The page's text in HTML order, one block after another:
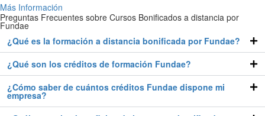
Más Información
Preguntas Frecuentes sobre Cursos Bonificados a distancia por
Fundae
¿Qué es la formación a distancia bonificada por Fundae?
¿Qué son los créditos de formación Fundae?
¿Cómo saber de cuántos créditos Fundae dispone mi
empresa?